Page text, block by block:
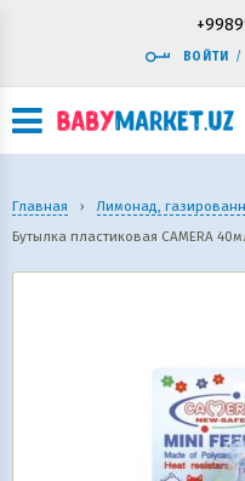
ВОЙТИ /
Главная › Лимонад,
Бутылка пластиковая CAMERA